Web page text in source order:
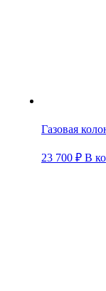
Газовая
23 700 ₽ В